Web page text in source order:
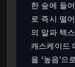
한 숲에 들
로 즉시 떨
의 알파 텍
캐스케이드
을 ‘높음’으